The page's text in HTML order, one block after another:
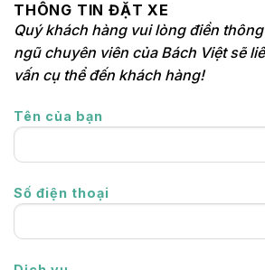
THÔNG TIN ĐẶT XE
Quý khách hàng vui lòng điền
ngũ chuyên viên của Bách Việt sẽ
vấn cụ thể đến khách hàng!
Tên của bạn
Số điện thoại